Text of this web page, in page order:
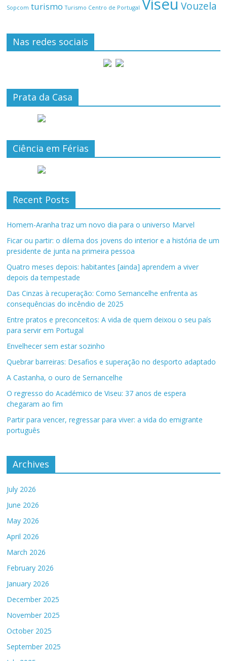
Sopcom turismo Turismo Centro de Portugal Viseu Vouzela
Nas redes sociais
Prata da Casa
Ciência em Férias
Recent Posts
Homem-Aranha traz um novo dia para o universo Marvel
Ficar ou partir: o dilema dos jovens do interior e a história de um
presidente de junta na primeira pessoa
Quatro meses depois: habitantes [ainda] aprendem a viver
depois da tempestade
Das Cinzas à recuperação: Como Sernancelhe enfrenta as
consequências do incêndio de 2025
Entre pratos e preconceitos: A vida de quem deixou o seu país
para servir em Portugal
Envelhecer sem estar sozinho
Quebrar barreiras: Desafios e superação no desporto adaptado
A Castanha, o ouro de Sernancelhe
O regresso do Académico de Viseu: 37 anos de espera
chegaram ao fim
Partir para vencer, regressar para viver: a vida do emigrante
português
Archives
July 2026
June 2026
May 2026
April 2026
March 2026
February 2026
January 2026
December 2025
November 2025
October 2025
September 2025